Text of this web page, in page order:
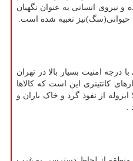
و نیروی انسانی به عنوان نگهبان
حیوانی(سگ)نیز تعبیه شده است.
درجه امنیت بسیار بالا در تهران
کانتینری این است که کالاها
از نفوذ گرد و خاک باران و
.